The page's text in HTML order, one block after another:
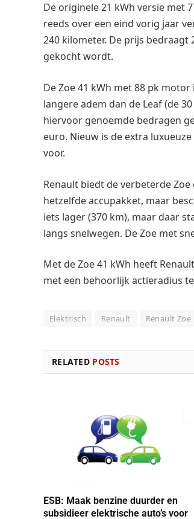
De originele 21 kWh versie met
reeds over een eind vorig jaar
240 kilometer. De prijs
gekocht wordt.
De Zoe 41 kWh met 88 pk
langere adem dan de Leaf (de
hiervoor genoemde bedragen
euro. Nieuw is de extra
voor.
Renault biedt de verbeterde
hetzelfde accupakket, maar
iets lager (370 km), maar daar
langs snelwegen. De Zoe met
Met de Zoe 41 kWh heeft
met een behoorlijk actieradius
Elektrisch Renault Renault Zoe
RELATED POSTS
ESB: Maak benzine duurder en
subsidieer elektrische auto’s voor